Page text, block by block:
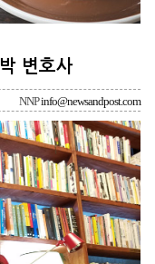
변호사
NNPinfo@newsandpost.com